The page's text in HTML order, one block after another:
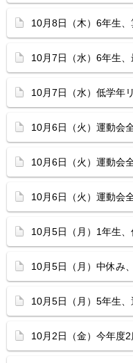
10月8日（木）6年生、
10月7日（水）6年生、
10月7日（水）低学年
10月6日（火）運動会
10月6日（火）運動会
10月6日（火）運動会
10月5日（月）1年生
10月5日（月）中休み
10月5日（月）5年生
10月2日（金）今年度